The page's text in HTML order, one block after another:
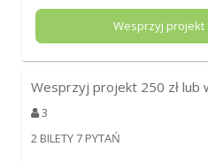
Wesprzyj projekt
Wesprzyj projekt 250 zł lub
3
2 BILETY 7 PYTAŃ